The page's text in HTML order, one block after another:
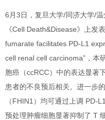
6月3日，复旦大学/同济大学/
《Cell Death&Disease》上发
fumarate facilitates PD-L1
cell renal cell carcinoma”，本
胞癌（ccRCC）中的表达显著
患者的不良预后相关。进一步
（FHIN1）均可通过上调 PD-
预处理肿瘤细胞显著抑制了 T